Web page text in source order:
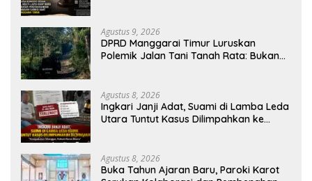
Agustus 9, 2026
DPRD Manggarai Timur Luruskan
Polemik Jalan Tani Tanah Rata: Bukan
Agustus 8, 2026
Ingkari Janji Adat, Suami di Lamba Leda
Utara Tuntut Kasus Dilimpahkan ke
Agustus 8, 2026
Buka Tahun Ajaran Baru, Paroki Karot